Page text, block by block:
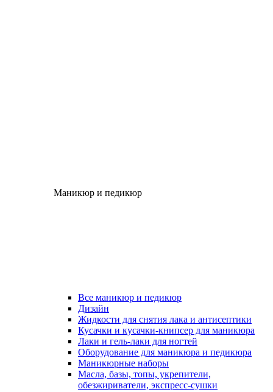
Маникюр и педикюр
Все маникюр и педикюр
Дизайн
Жидкости для снятия лака и антисептики
Кусачки и кусачки-книпсер для маникюра
Лаки и гель-лаки для ногтей
Оборудование для маникюра и педикюра
Маникюрные наборы
Масла, базы, топы, укрепители,
обезжириватели, экспресс-сушки